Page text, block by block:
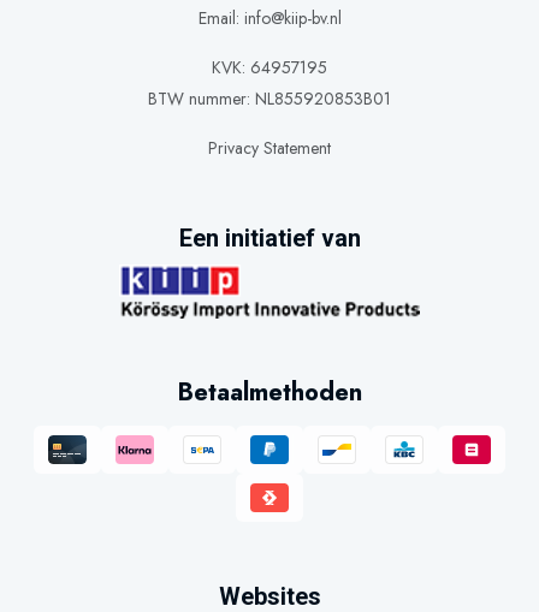
Email: info@kiip-bv.nl
KVK: 64957195
BTW nummer: NL855920853B01
Privacy Statement
Een initiatief van
Betaalmethoden
Websites